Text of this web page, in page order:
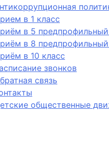
в 1 класс
в 5 предпрофильный
в 8 предпрофильный
в 10 класс
звонков
связь
общественные